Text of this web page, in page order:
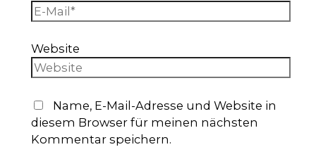
Website
Name, E-Mail-Adresse und Website in
diesem Browser für meinen nächsten
Kommentar speichern.